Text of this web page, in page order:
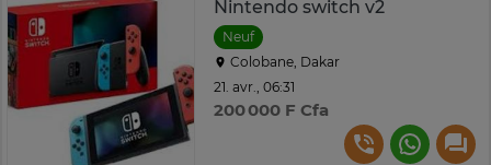
Nintendo switch v2
Neuf
Colobane, Dakar
21. avr., 06:31
200 000 F Cfa